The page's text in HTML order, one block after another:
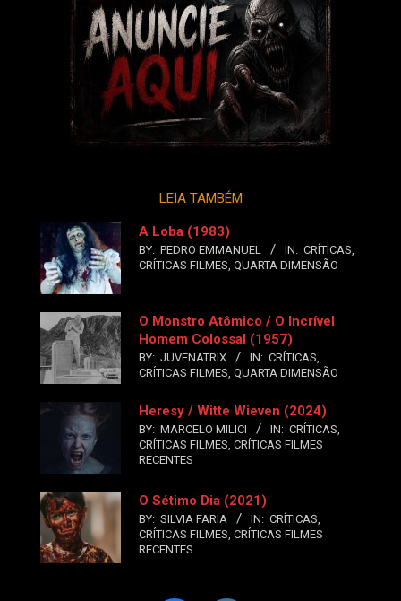
LEIA TAMBÉM
A Loba (1983)
BY: PEDRO EMMANUEL IN: CRÍTICAS
CRÍTICAS FILMES QUARTA DIMENSÃO
O Monstro Atômico / O Incrível
Homem Colossal (1957)
BY: JUVENATRIX IN: CRÍTICAS
CRÍTICAS FILMES QUARTA DIMENSÃO
Heresy / Witte Wieven (2024)
BY: MARCELO MILICI IN: CRÍTICAS
CRÍTICAS FILMES CRÍTICAS FILMES
RECENTES
O Sétimo Dia (2021)
BY: SILVIA FARIA IN: CRÍTICAS
CRÍTICAS FILMES CRÍTICAS FILMES
RECENTES